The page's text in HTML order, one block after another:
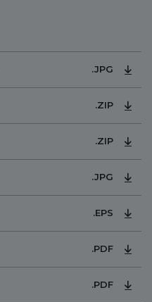
.JPG
.ZIP
.ZIP
.JPG
.EPS
.PDF
.PDF